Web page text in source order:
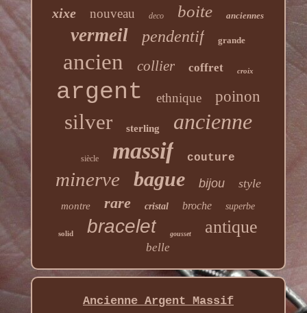
xixe nouveau deco boite anciennes
vermeil pendentif grande
ancien collier coffret croix
argent ethnique poinon
silver sterling ancienne
siècle massif couture
minerve bague bijou style
montre rare cristal broche superbe
solid bracelet gousset antique
belle
Ancienne Argent Massif